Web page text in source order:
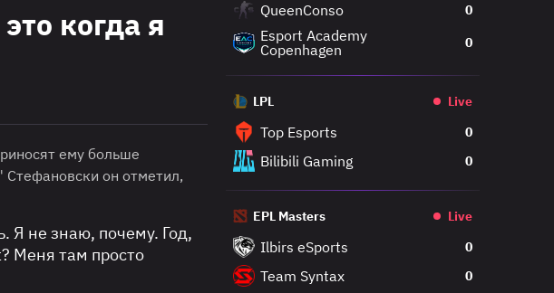
когда я
ему больше
он отметил,
Я не знаю, почему. Год,
Меня там просто
QueenConso 0
Esport Academy
Copenhagen
0
LPL Live
Top Esports 0
Bilibili Gaming 0
EPL Masters Live
Ilbirs eSports 0
Team Syntax 0